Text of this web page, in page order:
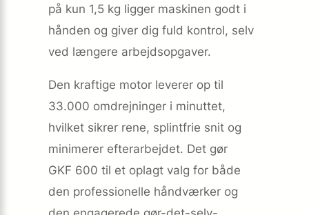
på kun 1,5 kg ligger maskinen godt i
hånden og giver dig fuld kontrol, selv
ved længere arbejdsopgaver.
Den kraftige motor leverer op til
33.000 omdrejninger i minuttet,
hvilket sikrer rene, splintfrie snit og
minimerer efterarbejdet. Det gør
GKF 600 til et oplagt valg for både
den professionelle håndværker og